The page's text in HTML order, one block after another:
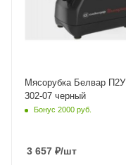
Мясорубка Белвар П2У
302-07 черный
Бонус 2000 руб.
3 657 ₽/шт